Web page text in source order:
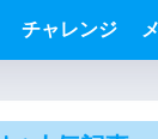
チャレンジ